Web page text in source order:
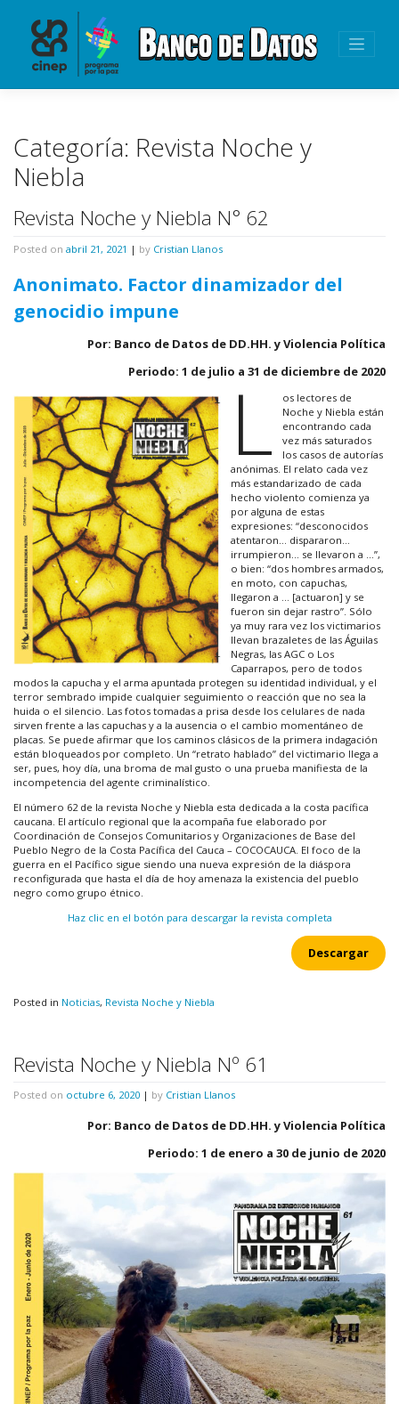
content
Categoría: Revista Noche y
Niebla
Revista Noche y Niebla N° 62
Posted on abril 21, 2021 | by Cristian Llanos
Anonimato. Factor dinamizador del
genocidio impune
Por: Banco de Datos de DD.HH. y Violencia Política
Periodo: 1 de julio a 31 de diciembre de 2020
L
os lectores de
Noche y Niebla están
encontrando cada
vez más saturados
los casos de autorías
anónimas. El relato cada vez
más estandarizado de cada
hecho violento comienza ya
por alguna de estas
expresiones: “desconocidos
atentaron… dispararon…
irrumpieron… se llevaron a …”,
o bien: “dos hombres armados,
en moto, con capuchas,
llegaron a … [actuaron] y se
fueron sin dejar rastro”. Sólo
ya muy rara vez los victimarios
llevan brazaletes de las Águilas
Negras, las AGC o Los
Caparrapos, pero de todos
modos la capucha y el arma apuntada protegen su identidad individual, y el
terror sembrado impide cualquier seguimiento o reacción que no sea la
huida o el silencio. Las fotos tomadas a prisa desde los celulares de nada
sirven frente a las capuchas y a la ausencia o el cambio momentáneo de
placas. Se puede afirmar que los caminos clásicos de la primera indagación
están bloqueados por completo. Un “retrato hablado” del victimario llega a
ser, pues, hoy día, una broma de mal gusto o una prueba manifiesta de la
incompetencia del agente criminalístico.
El número 62 de la revista Noche y Niebla esta dedicada a la costa pacífica
caucana. El artículo regional que la acompaña fue elaborado por
Coordinación de Consejos Comunitarios y Organizaciones de Base del
Pueblo Negro de la Costa Pacífica del Cauca – COCOCAUCA. El foco de la
guerra en el Pacífico sigue siendo una nueva expresión de la diáspora
reconfigurada que hasta el día de hoy amenaza la existencia del pueblo
negro como grupo étnico.
Haz clic en el botón para descargar la revista completa
Descargar
Posted in Noticias, Revista Noche y Niebla
Revista Noche y Niebla Nº 61
Posted on octubre 6, 2020 | by Cristian Llanos
Por: Banco de Datos de DD.HH. y Violencia Política
Periodo: 1 de enero a 30 de junio de 2020